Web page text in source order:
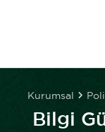
Kurumsal
Bilgi